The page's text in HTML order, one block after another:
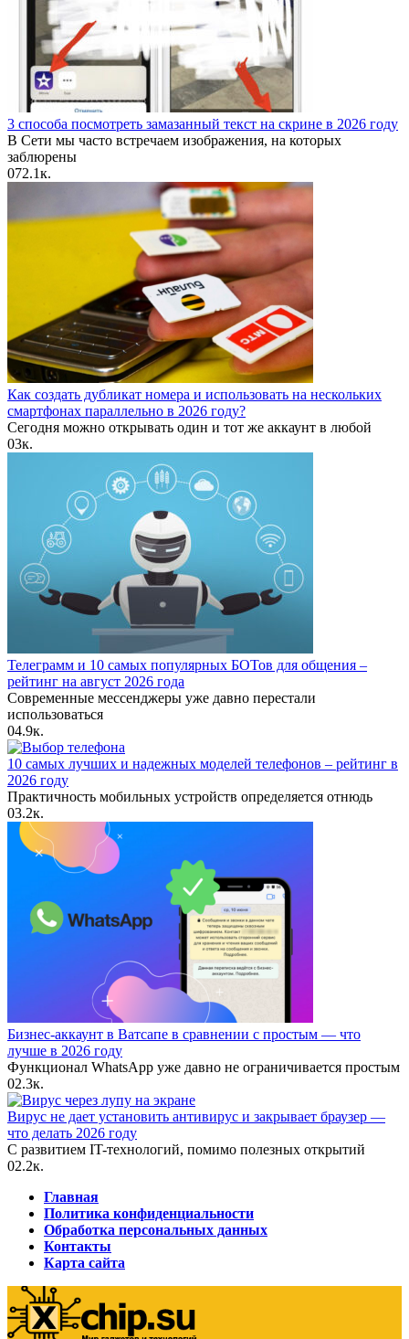
3 способа посмотреть замазанный текст на скрине в 2026 году
В Сети мы часто встречаем изображения, на которых
заблюрены
072.1к.
Как создать дубликат номера и использовать на нескольких
смартфонах параллельно в 2026 году?
Сегодня можно открывать один и тот же аккаунт в любой
03к.
Телеграмм и 10 самых популярных БОТов для общения –
рейтинг на август 2026 года
Современные мессенджеры уже давно перестали
использоваться
04.9к.
10 самых лучших и надежных моделей телефонов – рейтинг в
2026 году
Практичность мобильных устройств определяется отнюдь
03.2к.
Бизнес-аккаунт в Ватсапе в сравнении с простым — что
лучше в 2026 году
Функционал WhatsApp уже давно не ограничивается простым
02.3к.
Вирус не дает установить антивирус и закрывает браузер —
что делать 2026 году
С развитием IT-технологий, помимо полезных открытий
02.2к.
Главная
Политика конфиденциальности
Обработка персональных данных
Контакты
Карта сайта